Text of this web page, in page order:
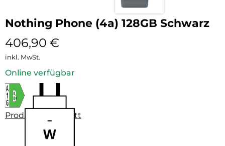
Nothing Phone (4a) 128GB Schwarz
406,90 €
inkl. MwSt.
Online verfügbar
Produktdatenblatt